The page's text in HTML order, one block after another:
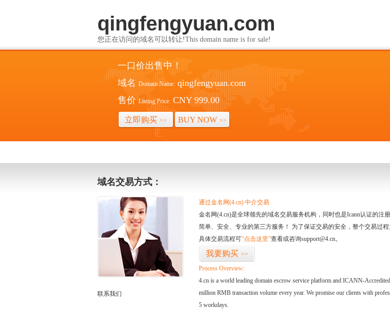
qingfengyuan.com
您正在访问的域名可以转让!This domain name is for sale!
一口价出售中！
域名 Domain Name: qingfengyuan.com
售价 Listing Price: CNY 999.00
立即购买 >> BUY NOW >>
域名交易方式：
联系我们
通过金名网(4.cn) 中介交易
金名网(4.cn)是全球领先的域名交易服务机构，同时也是Icann认证的
简单、安全、专业的第三方服务！ 为了保证交易的安全，整个交易过程
具体交易流程可“点击这里”查看或咨询support@4.cn。
我要购买 >>
Process Overview:
4.cn is a world leading domain escrow service platform and ICANN-
million RMB transaction volume every year. We promise our clients with
5 workdays.